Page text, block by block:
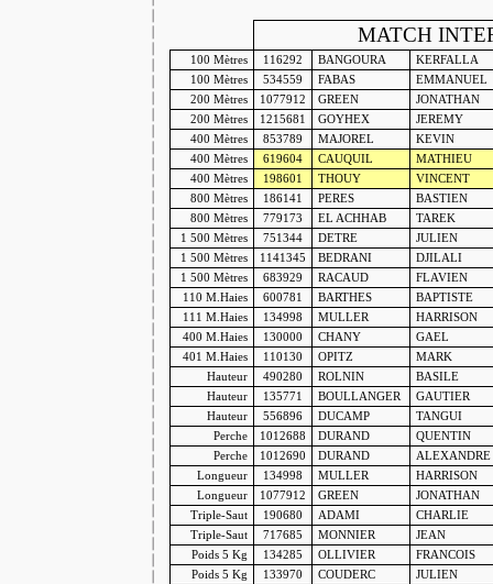
MATCH
100 Mètres 116292 BANGOURA
KERFALLA
100 Mètres
534559 FABAS
EMMANUEL
200 Mètres
1077912 GREEN
JONATHAN
200 Mètres
1215681 GOYHEX
JEREMY
400 Mètres
853789 MAJOREL
KEVIN
400 Mètres
619604 CAUQUIL
MATHIEU
400 Mètres
198601 THOUY
VINCENT
800 Mètres
186141 PERES
BASTIEN
800 Mètres
779173 EL ACHHAB
TAREK
1 500 Mètres
751344 DETRE
JULIEN
1 500 Mètres
1141345 BEDRANI
DJILALI
1 500 Mètres
683929 RACAUD
FLAVIEN
110 M .Haies 600781 BARTHES
BAPTISTE
111 M .Haies 134998 MULLER
HARRISON
400 M .Haies 130000 CHANY
GAEL
401 M .Haies 110130 OPITZ
MARK
Hauteur
490280 ROLNIN
BASILE
Hauteur
135771 BOULLANGER
GAUTIER
Hauteur
556896 DUCAMP
TANGUI
Perche
1012688 DURAND
QUENTIN
Perche
1012690 DURAND
ALEXANDRE
Longueur
134998 MULLER
HARRISON
Longueur
1077912 GREEN
JONATHAN
Triple-Saut
190680 ADAMI
CHARLIE
Triple-Saut
717685 MONNIER
JEAN
Poids5 Kg 134285 OLLIVIER
FRANCOIS
Poids5 Kg 133970 COUDERC
JULIEN